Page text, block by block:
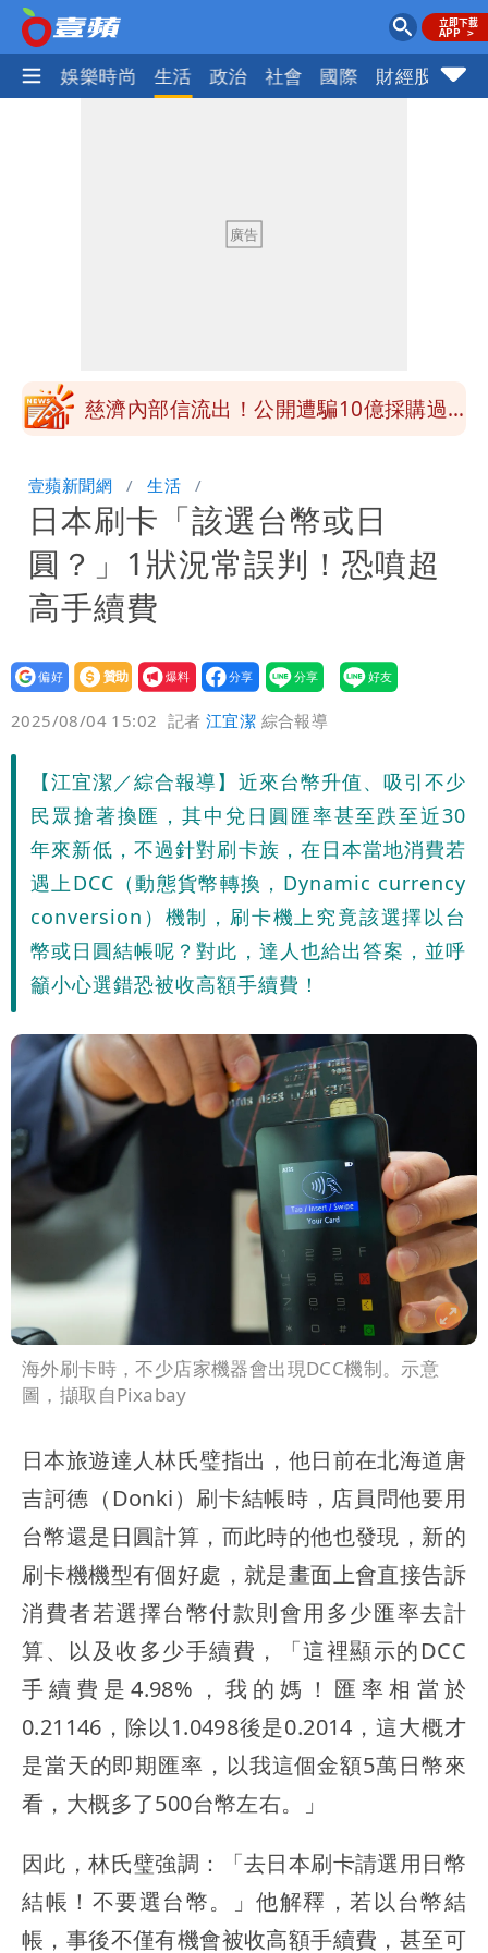
熱門 娛樂時尚 生活 政治 社會 國際 財經股市
署：本島陸警機率低
影片｜颱風接近硬闖海邊觀浪「4口
我最重要的一課」
慈濟內部信流出！公開遭騙10億採購過
恐下500毫米
白海豚接近「北台灣大雨特報」 氣象
署：本島陸警機率低
影片｜颱風接近硬闖海邊觀浪「4口
家-1」 9歲兒捲入海裡消失了
壹蘋新聞網 生活
日本刷卡「該選台幣或日
圓？」1狀況常誤判！恐噴超
高手續費
設為
贊助
我要
爆料
2025/08/04 15:02 記者江宜潔 綜合報導
【江宜潔／綜合報導】近來台幣升值、吸引不少
民眾搶著換匯，其中兌日圓匯率甚至跌至近30
年來新低，不過針對刷卡族，在日本當地消費若
遇上DCC（動態貨幣轉換，Dynamic currency
conversion）機制，刷卡機上究竟該選擇以台
幣或日圓結帳呢？對此，達人也給出答案，並呼
籲小心選錯恐被收高額手續費！
海外刷卡時，不少店家機器會出現DCC機制。示意
圖，擷取自Pixabay
日本旅遊達人林氏璧指出，他日前在北海道唐
吉訶德（Donki）刷卡結帳時，店員問他要用
台幣還是日圓計算，而此時的他也發現，新的
刷卡機機型有個好處，就是畫面上會直接告訴
消費者若選擇台幣付款則會用多少匯率去計
算、以及收多少手續費，「這裡顯示的DCC
手續費是4.98%，我的媽！匯率相當於
0.21146，除以1.0498後是0.2014，這大概才
是當天的即期匯率，以我這個金額5萬日幣來
看，大概多了500台幣左右。」
因此，林氏璧強調：
「去日本刷卡請選用日幣
結帳！不要選台幣。」他解釋，若以台幣結
帳，事後不僅有機會被收高額手續費，甚至可